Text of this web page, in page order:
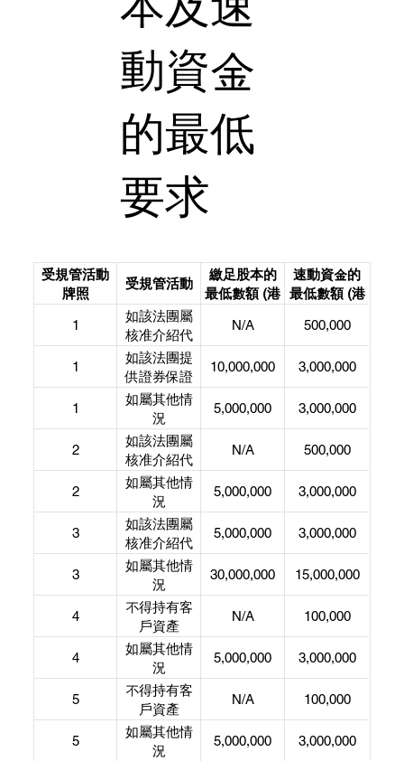
動資金
的最低
要求
受規管活動
牌照
受規管活動
繳足股本的
最低數額 (港
速動資金的
最低數額 (港
1
如該法團屬
核准介紹代
理人或買賣
商
N/A 500,000
1
如該法團提
供證券保證
金融資 或擔
任私人開放
式基金型公
司 (OFC)的
保管人
10,000,000 3,000,000
1
如屬其他情
況
5,000,000 3,000,000
2
如該法團屬
核准介紹代
理人、買賣
商或期貨非
結算交易商
N/A 500,000
2
如屬其他情
況
5,000,000 3,000,000
3
如該法團屬
核准介紹代
理人
5,000,000 3,000,000
3
如屬其他情
況
30,000,000 15,000,000
4
不得持有客
戶資產
N/A 100,000
4
如屬其他情
況
5,000,000 3,000,000
5
不得持有客
戶資產
N/A 100,000
5
如屬其他情
況
5,000,000 3,000,000